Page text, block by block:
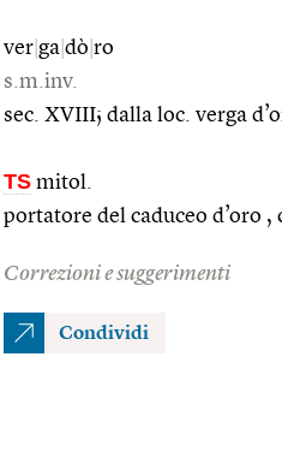
ver ga dò ro
s.m.inv.
sec. XVIII; dalla loc. verga
TS mitol.
portatore del caduceo d’oro
Correzioni e suggerimenti
Condividi